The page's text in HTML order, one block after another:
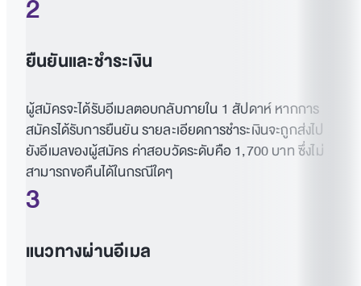
ยืนยันและชำระเงิน
ผู้สมัครจะได้รับอีเมลตอบกลับภายใน 1 สัปดาห์ หากการ
สมัครได้รับการยืนยัน รายละเอียดการชำระเงินจะถูกส่งไป
ยังอีเมลของผู้สมัคร ค่าสอบวัดระดับคือ 1,700 บาท ซึ่งไม่
สามารถขอคืนได้ในกรณีใดๆ
3
แนวทางผ่านอีเมล